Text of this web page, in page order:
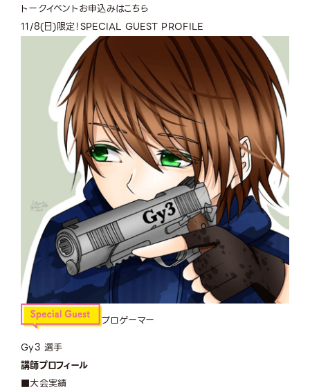
トークイベントお申込みはこちら
11/8(日)限定！SPECIAL GUEST PROFILE
プロゲーマー
Gy3 選手
講師プロフィール
■大会実績